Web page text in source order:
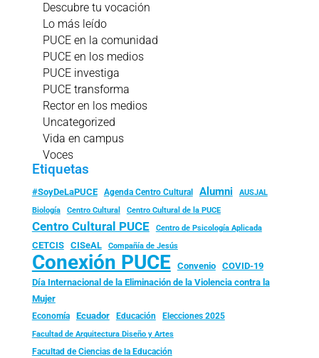
Descubre tu vocación
Lo más leído
PUCE en la comunidad
PUCE en los medios
PUCE investiga
PUCE transforma
Rector en los medios
Uncategorized
Vida en campus
Voces
Etiquetas
#SoyDeLaPUCE Agenda Centro Cultural Alumni
AUSJAL
Biología
Centro Cultural Centro Cultural de la PUCE
Centro Cultural PUCE Centro de Psicología Aplicada
CETCIS CISeAL Compañía de Jesús
Conexión PUCE Convenio
COVID-19
Día Internacional de la Eliminación de la Violencia contra la
Mujer
Economía Ecuador Educación Elecciones 2025
Facultad de Arquitectura Diseño y Artes
Facultad de Ciencias de la Educación